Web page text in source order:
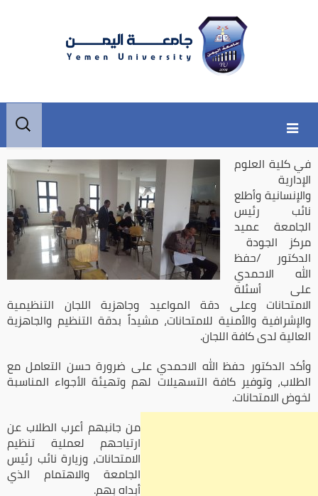
content
secondary
content
البحث
عن:
في كلية العلوم
الإدارية
والإنسانية وأطلع
نائب رئيس
الجامعة عميد
مركز الجودة
الدكتور /حفظ
الله الاحمدي
على أسئلة
الامتحانات وعلى دقة المواعيد وجاهزية اللجان التنظيمية
والإشرافية والأمنية للامتحانات، مشيداً بدقة التنظيم والجاهزية
العالية لدى كافة اللجان.
وأكد الدكتور حفظ الله الاحمدي على ضرورة حسن التعامل مع
الطلاب، وتوفير كافة التسهيلات لهم وتهيئة الأجواء المناسبة
لخوض الامتحانات.
من جانبهم أعرب الطلاب عن
ارتياحهم لعملية تنظيم
الامتحانات، وزيارة نائب رئيس
الجامعة والاهتمام الذي
أبداه بهم.